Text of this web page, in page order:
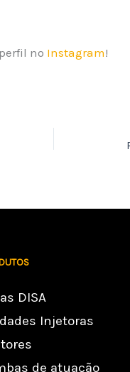
no Instagram!
DISA
Injetoras
de atuação